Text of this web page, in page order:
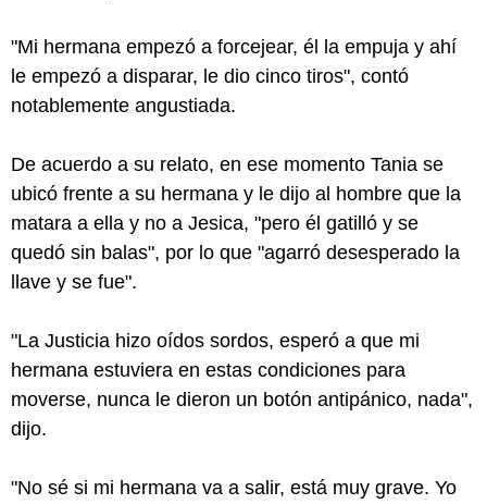
"Mi hermana empezó a forcejear, él la empuja y ahí
le empezó a disparar, le dio cinco tiros", contó
notablemente angustiada.
De acuerdo a su relato, en ese momento Tania se
ubicó frente a su hermana y le dijo al hombre que la
matara a ella y no a Jesica, "pero él gatilló y se
quedó sin balas", por lo que "agarró desesperado la
llave y se fue".
"La Justicia hizo oídos sordos, esperó a que mi
hermana estuviera en estas condiciones para
moverse, nunca le dieron un botón antipánico, nada",
dijo.
"No sé si mi hermana va a salir, está muy grave. Yo